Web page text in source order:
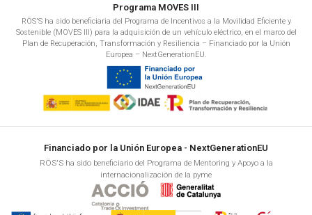
Programa MOVES III
RÖS'S ha sido beneficiaria del Programa de Incentivos a la Movilidad Eficiente y
Sostenible (MOVES III) para la adquisición de un vehículo eléctrico, en el marco del
Plan de Recuperación, Transformación y Resiliencia – Financiado por la Unión
Europea – NextGenerationEU.
Financiado por la Unión Europea - NextGenerationEU
RÖS'S ha sido beneficiario del Programa de Mentoring y Apoyo a la
internacionalización de la pyme